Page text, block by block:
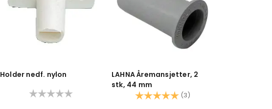
Holder nedf. nylon
LAHNA Åremansjetter, 2
stk, 44 mm
Karakter:
(3)